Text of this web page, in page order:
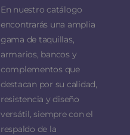
En nuestro catálogo
encontrarás una amplia
gama de taquillas,
armarios, bancos y
complementos que
destacan por su calidad,
resistencia y diseño
versátil, siempre con el
respaldo de la